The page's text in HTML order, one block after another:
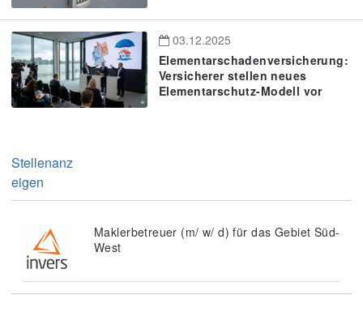
03.12.2025
Elementarschadenversicherung:
Versicherer stellen neues
Elementarschutz-Modell vor
Stellenanz
eigen
Maklerbetreuer (m/ w/ d) für das Gebiet Süd-
West